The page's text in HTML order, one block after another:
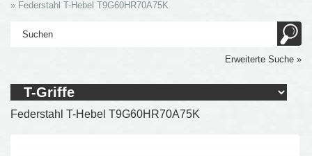
» Federstahl T-Hebel T9G60HR70A75K
Erweiterte Suche »
Federstahl T-Hebel T9G60HR70A75K